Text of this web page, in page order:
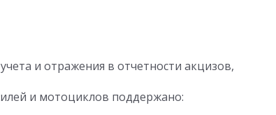
и отражения в отчетности акцизов,
и мотоциклов поддержано: